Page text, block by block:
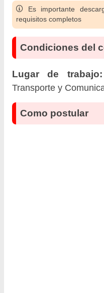
Es importante
requisitos completos
Condiciones del
Lugar de trabajo:
Transporte y
Como postular